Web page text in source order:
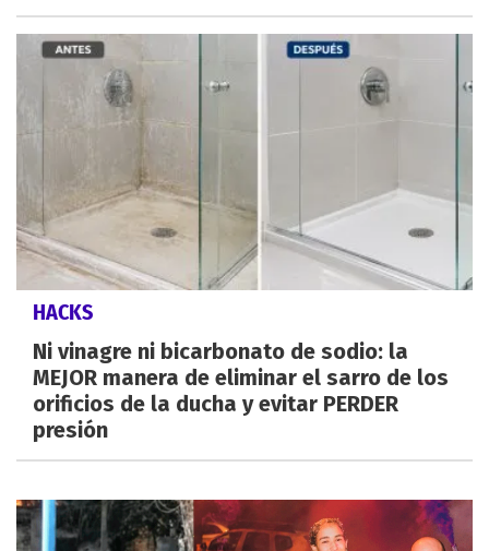
HACKS
Ni vinagre ni bicarbonato de sodio: la
MEJOR manera de eliminar el sarro de los
orificios de la ducha y evitar PERDER
presión